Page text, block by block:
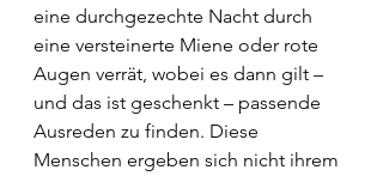
eine durchgezechte Nacht durch
eine versteinerte Miene oder rote
Augen verrät, wobei es dann gilt –
und das ist geschenkt – passende
Ausreden zu finden. Diese
Menschen ergeben sich nicht ihrem